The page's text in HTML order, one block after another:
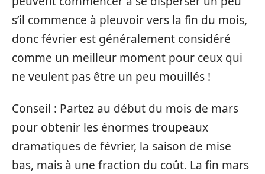
s’il commence à pleuvoir vers la fin du mois,
donc février est généralement considéré
comme un meilleur moment pour ceux qui
ne veulent pas être un peu mouillés !
Conseil : Partez au début du mois de mars
pour obtenir les énormes troupeaux
dramatiques de février, la saison de mise
bas, mais à une fraction du coût. La fin mars